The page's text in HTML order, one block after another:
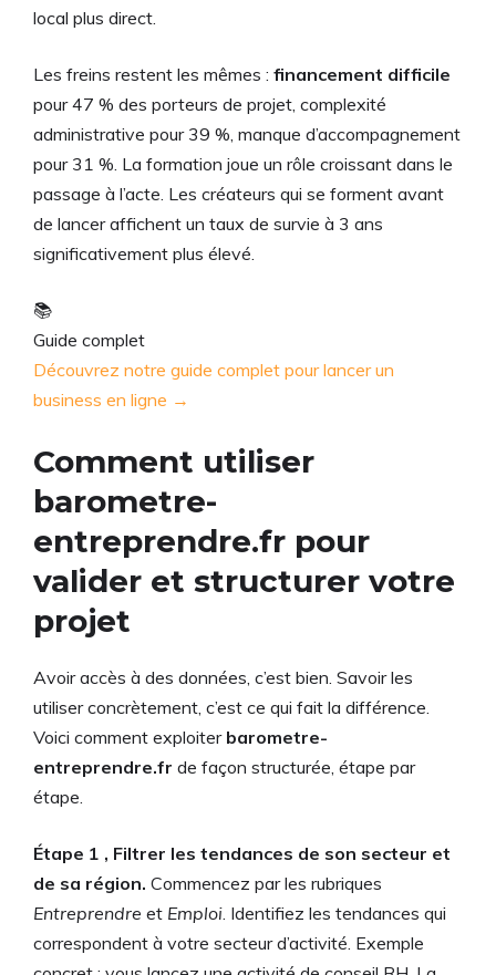
local plus direct.
Les freins restent les mêmes : financement difficile
pour 47 % des porteurs de projet, complexité
administrative pour 39 %, manque d’accompagnement
pour 31 %. La formation joue un rôle croissant dans le
passage à l’acte. Les créateurs qui se forment avant
de lancer affichent un taux de survie à 3 ans
significativement plus élevé.
📚
Guide complet
Découvrez notre guide complet pour lancer un
business en ligne →
Comment utiliser
barometre-
entreprendre.fr pour
valider et structurer votre
projet
Avoir accès à des données, c’est bien. Savoir les
utiliser concrètement, c’est ce qui fait la différence.
Voici comment exploiter barometre-
entreprendre.fr de façon structurée, étape par
étape.
Étape 1 , Filtrer les tendances de son secteur et
de sa région. Commencez par les rubriques
Entreprendre et Emploi . Identifiez les tendances qui
correspondent à votre secteur d’activité. Exemple